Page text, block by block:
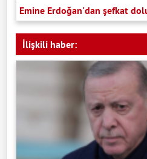
Emine Erdoğan'dan şefkat
İlişkili haber: